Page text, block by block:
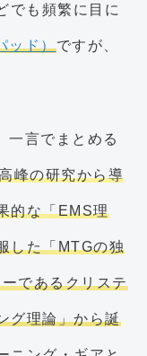
でも頻繁に目に
ッド）ですが、
一言でまとめる
峰の研究から導
的な「EMS理
した「MTGの独
であるクリステ
グ理論」から誕